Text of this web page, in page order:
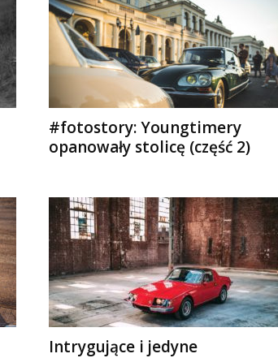
#fotostory: Youngtimery
opanowały stolicę (część 2)
Intrygujące i jedyne